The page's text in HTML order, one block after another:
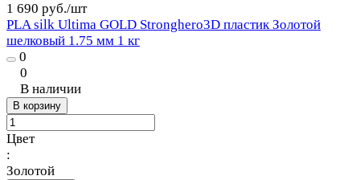
1 690 руб./шт
PLA silk Ultima GOLD Stronghero3D пластик Золотой
шелковый 1.75 мм 1 кг
0
0
В наличии
В корзину
Цвет
:
Золотой